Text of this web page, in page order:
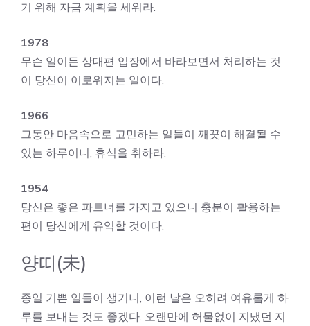
기 위해 자금 계획을 세워라.
1978
무슨 일이든 상대편 입장에서 바라보면서 처리하는 것
이 당신이 이로워지는 일이다.
1966
그동안 마음속으로 고민하는 일들이 깨끗이 해결될 수
있는 하루이니, 휴식을 취하라.
1954
당신은 좋은 파트너를 가지고 있으니 충분이 활용하는
편이 당신에게 유익할 것이다.
양띠(未)
종일 기쁜 일들이 생기니, 이런 날은 오히려 여유롭게 하
루를 보내는 것도 좋겠다. 오랜만에 허물없이 지냈던 지